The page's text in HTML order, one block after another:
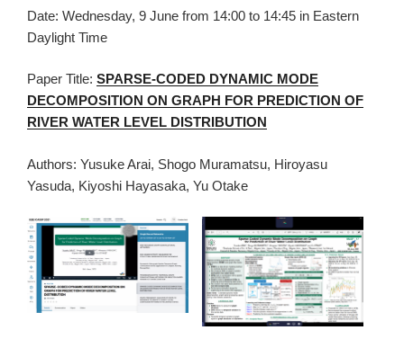
Date: Wednesday, 9 June from 14:00 to 14:45 in Eastern
Daylight Time
Paper Title: SPARSE-CODED DYNAMIC MODE
DECOMPOSITION ON GRAPH FOR PREDICTION OF
RIVER WATER LEVEL DISTRIBUTION
Authors: Yusuke Arai, Shogo Muramatsu, Hiroyasu
Yasuda, Kiyoshi Hayasaka, Yu Otake